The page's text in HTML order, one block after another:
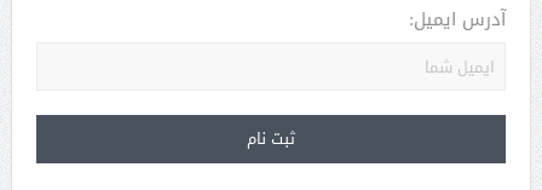
آدرس ایمیل: